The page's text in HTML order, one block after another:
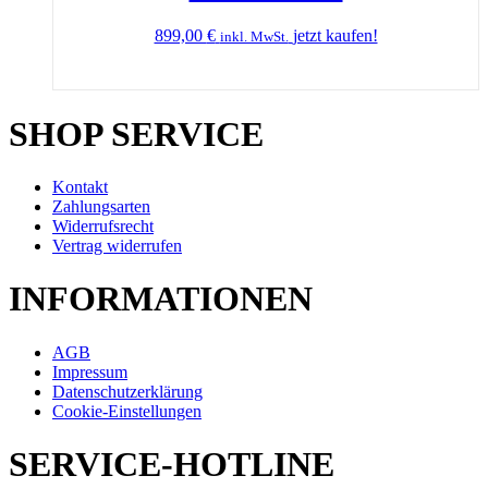
899,00 € inkl. MwSt. jetzt kaufen!
SHOP SERVICE
Kontakt
Zahlungsarten
Widerrufsrecht
Vertrag widerrufen
INFORMATIONEN
AGB
Impressum
Datenschutzerklärung
Cookie-Einstellungen
SERVICE-HOTLINE